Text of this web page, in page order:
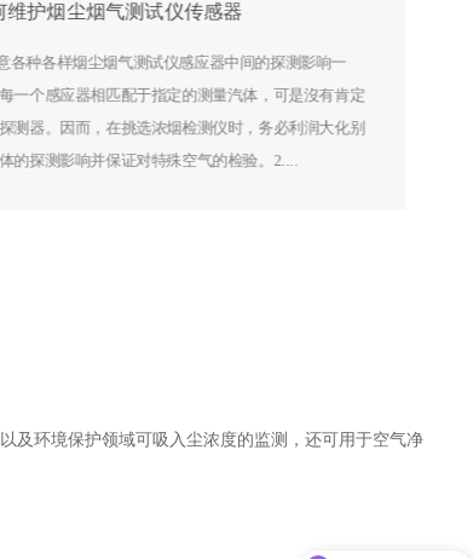
维护烟尘烟气测试仪传感器
各种各样烟尘烟气测试仪感应器中间的探测影响一
一个感应器相匹配于指定的测量汽体，可是沒有肯定
测器。因而，在挑选浓烟检测仪时，务必利润大化别
的探测影响并保证对特殊空气的检验。2....
及环境保护领域可吸入尘浓度的监测，还可用于空气净